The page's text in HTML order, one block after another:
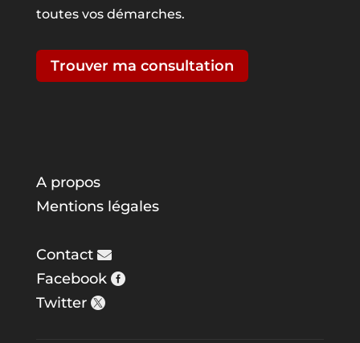
toutes vos démarches.
Trouver ma consultation
A propos
Mentions légales
Contact
Facebook
Twitter